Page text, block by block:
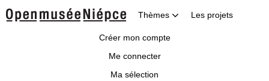
Thèmes Les projets
Créer mon compte
Me connecter
Ma sélection